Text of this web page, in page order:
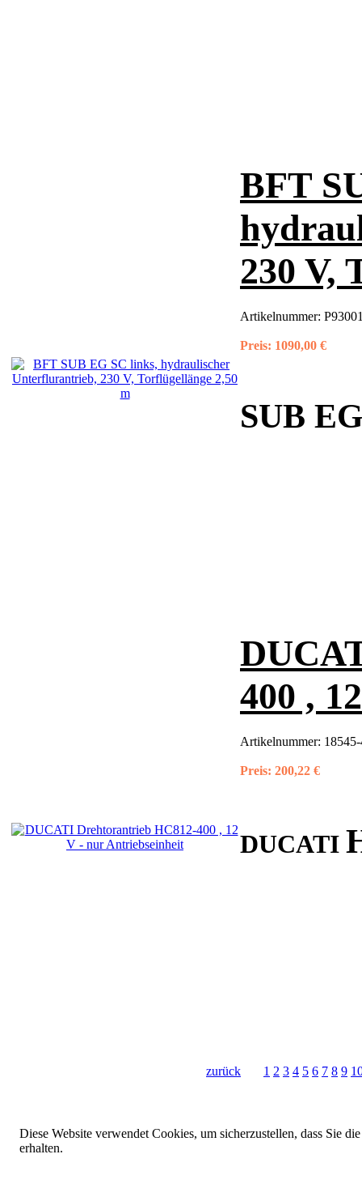
BFT
230 V,
Artikelnummer:
Preis: 1090,00 €
SUB
400 ,
Artikelnummer:
Preis: 200,22 €
DUCATI
zurück 1 2 3 4 5 6 7 8 9
Diese Website verwendet Cookies, um sicherzustellen, dass Sie
erhalten.